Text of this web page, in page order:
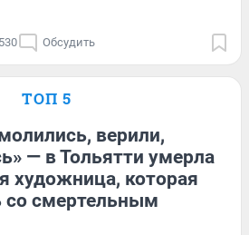
530 Обсудить
ТОП 5
верили,
— в Тольятти умерла
художница, которая
со смертельным